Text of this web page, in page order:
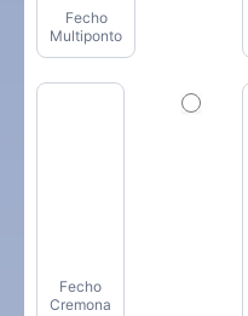
Fecho
Multiponto
Fecho
Cremona